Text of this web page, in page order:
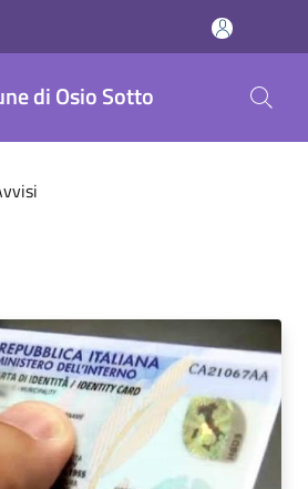
di Osio Sotto